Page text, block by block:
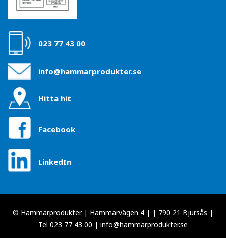
023 77 43 00
info@hammarprodukter.se
Hitta hit
Facebook
LinkedIn
© Hammarprodukter | Hammarvägen 4 | | 790 21 Bjursås |
Tel 023 77 43 00 | info@hammarprodukter.se